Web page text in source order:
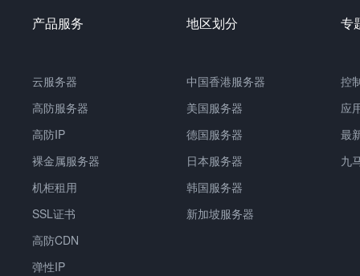
产品服务
云服务器
高防服务器
高防IP
裸金属服务器
机柜租用
SSL证书
高防CDN
弹性IP
地区划分
中国香港服务器
美国服务器
德国服务器
日本服务器
韩国服务器
新加坡服务器
专
控
应
最
九